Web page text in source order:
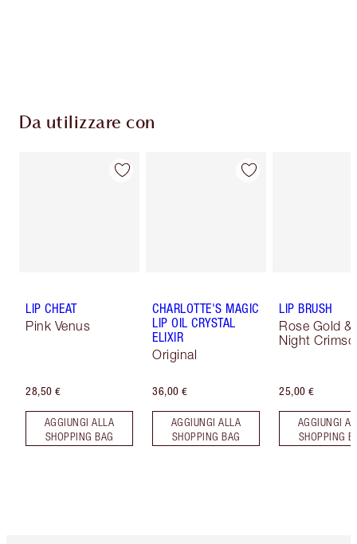
Da utilizzare con
LIP CHEAT
Pink Venus
28,50 €
AGGIUNGI ALLA
SHOPPING BAG
CHARLOTTE'S MAGIC
LIP OIL CRYSTAL
ELIXIR
Original
36,00 €
AGGIUNGI ALLA
SHOPPING BAG
LIP BRUSH
Rose Gold &
Night
25,00 €
AGGIUNGI
SHOPPING